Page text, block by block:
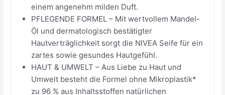
einem angenehm milden Duft.
PFLEGENDE FORMEL – Mit wertvollem Mandel-
Öl und dermatologisch bestätigter
Hautverträglichkeit sorgt die NIVEA Seife für ein
zartes sowie gesundes Hautgefühl.
HAUT & UMWELT – Aus Liebe zu Haut und
Umwelt besteht die Formel ohne Mikroplastik*
zu 96 % aus Inhaltsstoffen natürlichen